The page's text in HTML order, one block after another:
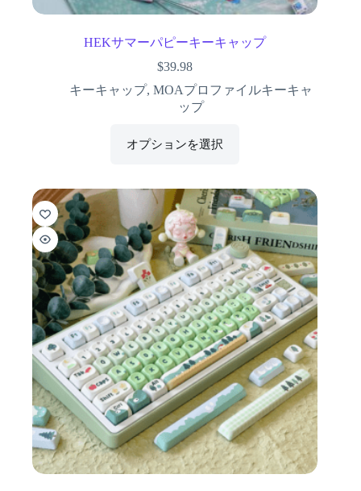
HEKサマーパピーキーキャップ
$39.98
キーキャップ,MOAプロファイルキーキャ
ップ
オプションを選択